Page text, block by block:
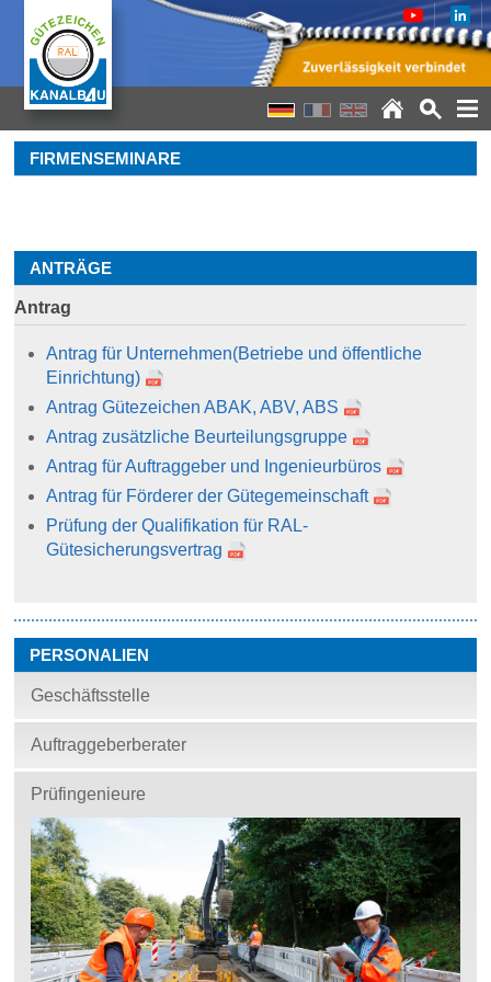
FIRMENSEMINARE
ANTRÄGE
Antrag
Antrag für Unternehmen(Betriebe und öffentliche
Einrichtung)
Antrag Gütezeichen ABAK, ABV, ABS
Antrag zusätzliche Beurteilungsgruppe
Antrag für Auftraggeber und Ingenieurbüros
Antrag für Förderer der Gütegemeinschaft
Prüfung der Qualifikation für RAL-
Gütesicherungsvertrag
PERSONALIEN
Geschäftsstelle
Auftraggeberberater
Prüfingenieure